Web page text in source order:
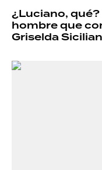
¿Luciano,
hombre que
Griselda